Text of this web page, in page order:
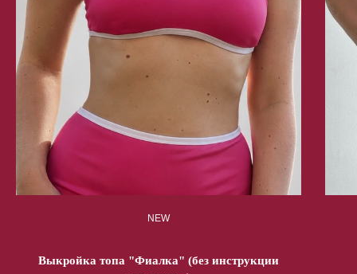
NEW
Выкройка топа "Фиалка" (без инструкции